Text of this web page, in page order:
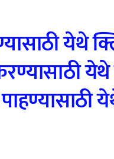
येथे